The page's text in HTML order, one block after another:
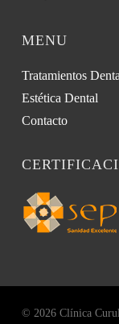
MENU
Tratamientos
Estética Dental
Contacto
© 2026 Clínica